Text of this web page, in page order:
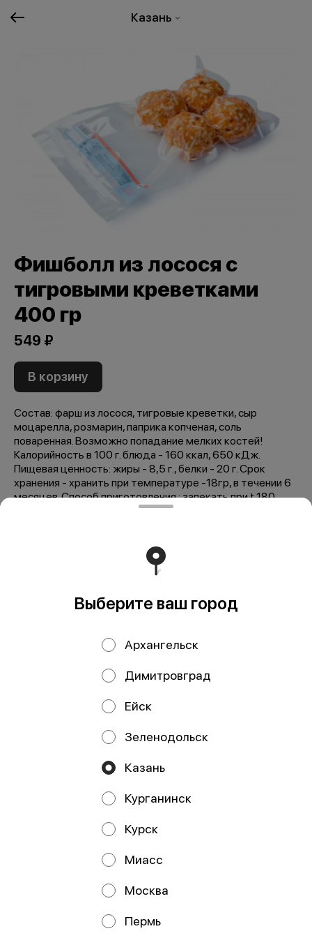
Казань
Фишболл из лосося с
тигровыми креветками
400 гр
549 ₽
В корзину
Состав: фарш из лосося, тигровые креветки, сыр
моцарелла, розмарин, паприка копченая, соль
поваренная. Возможно попадание мелких костей!
Калорийность в 100 г. блюда - 160 ккал, 650 кДж.
Пищевая ценность: жиры - 8,5 г., белки - 20 г. Срок
хранения - хранить при температуре -18гр, в течении 6
месяцев. Способ приготовления : запекать при t 180
градусов в течении 30-35 мин. Вес : 400гр
Мы рекомендуем
Фрикадельки с
брокколи из лосося
Работает на эффективном ядре
Политика конфиденциальности
Выберите ваш город
Архангельск
Димитровград
Ейск
Зеленодольск
Казань
Курганинск
Курск
Миасс
Москва
Пермь